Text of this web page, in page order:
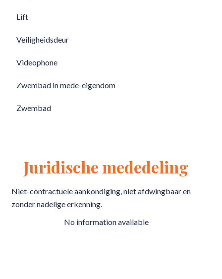
Lift
Veiligheidsdeur
Videophone
Zwembad in mede-eigendom
Zwembad
Juridische mededeling
Niet-contractuele aankondiging, niet afdwingbaar en
zonder nadelige erkenning.
No information available